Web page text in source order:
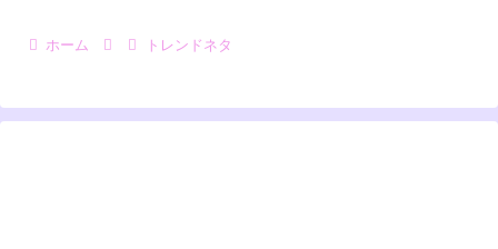
ホーム トレンドネタ